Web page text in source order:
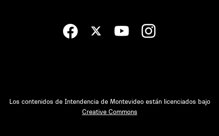
Los contenidos de Intendencia de Montevideo están licenciados bajo
Creative Commons